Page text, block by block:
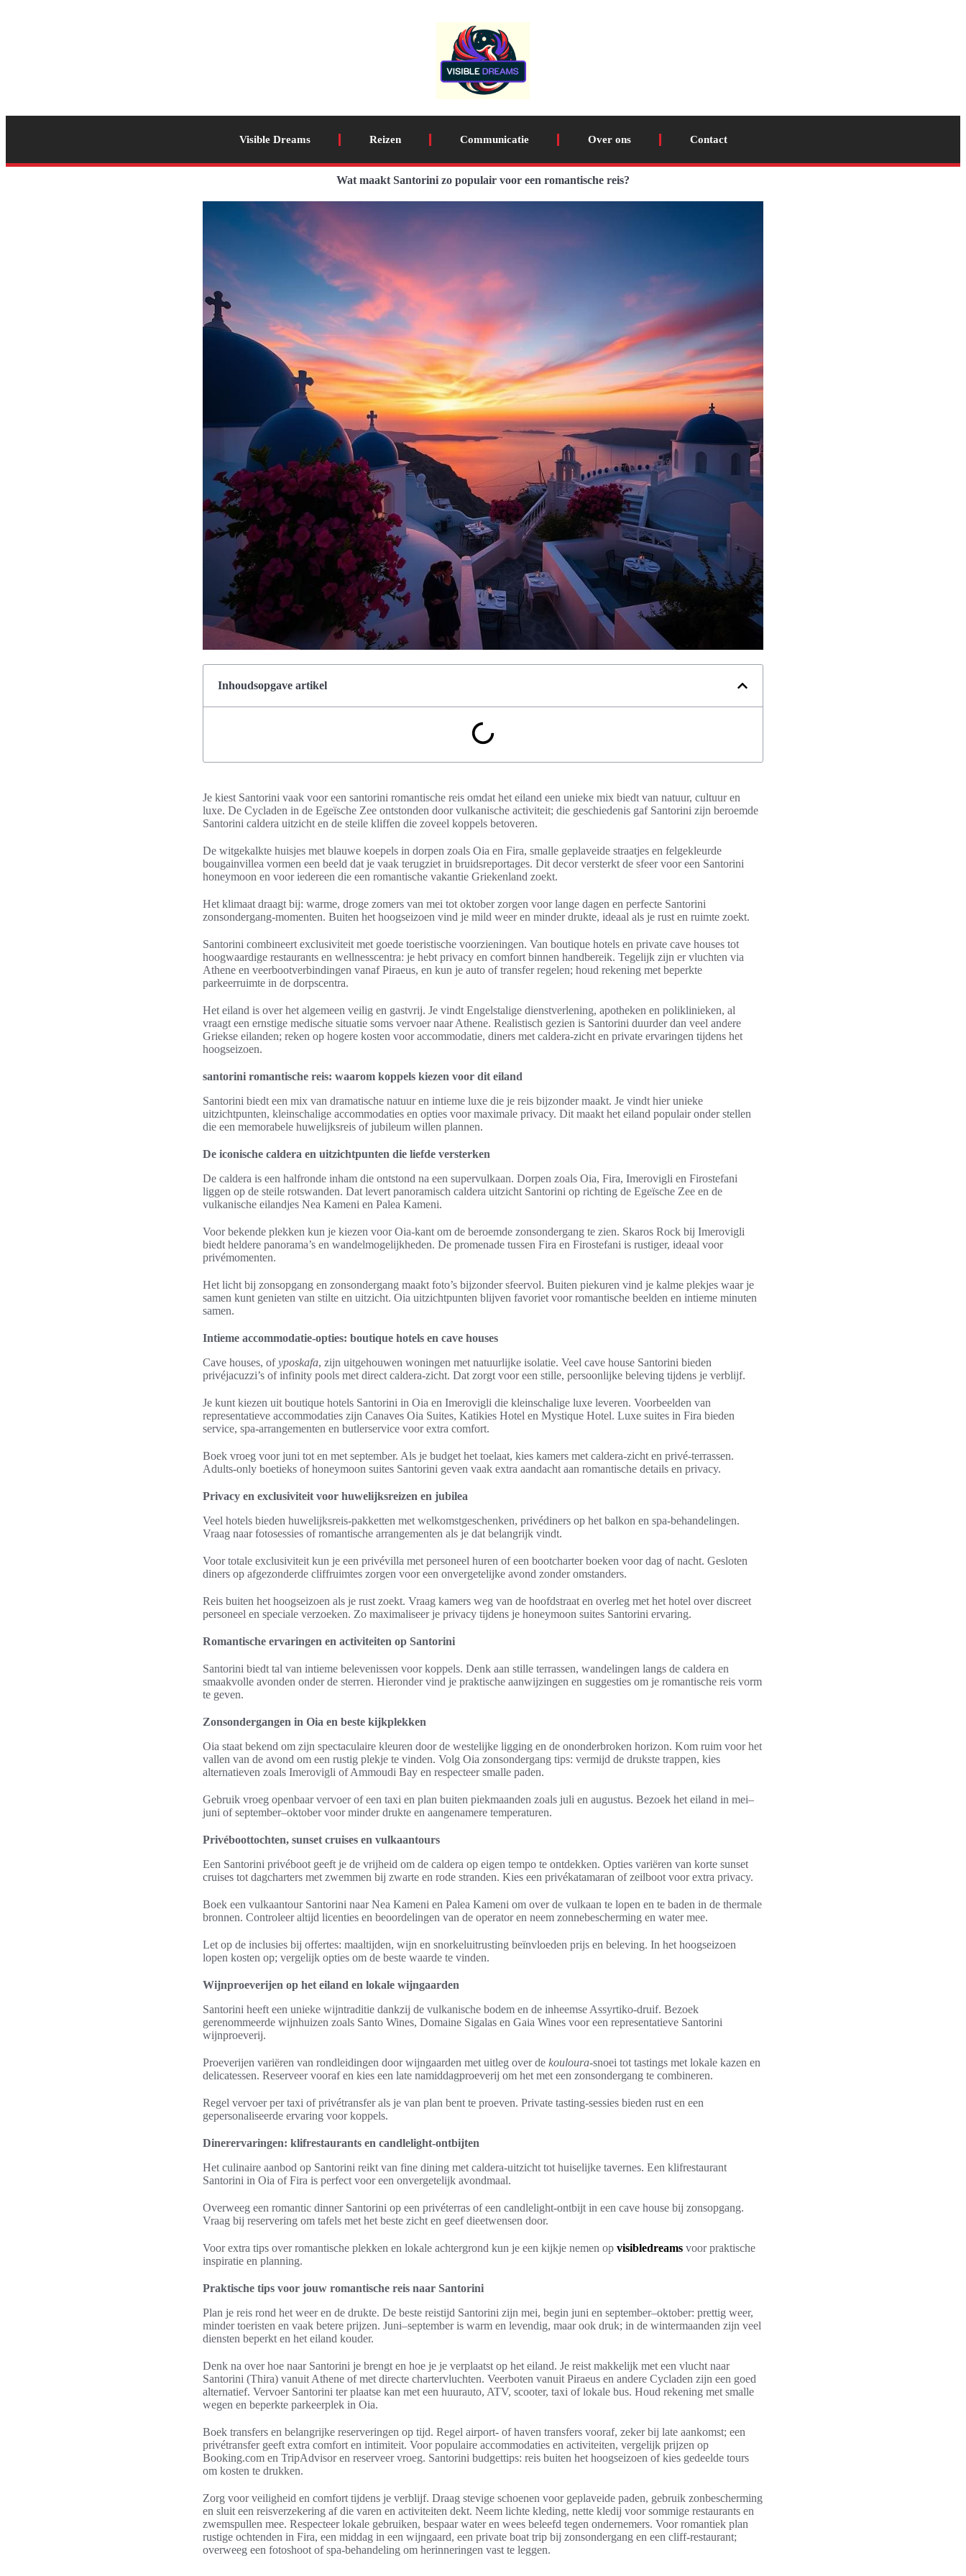
Visible Dreams Reizen Communicatie Over ons Contact
Wat maakt Santorini zo populair voor een romantische reis?
Inhoudsopgave artikel
Je kiest Santorini vaak voor een santorini romantische reis omdat het eiland een unieke mix biedt van natuur, cultuur en
luxe. De Cycladen in de Egeïsche Zee ontstonden door vulkanische activiteit; die geschiedenis gaf Santorini zijn beroemde
Santorini caldera uitzicht en de steile kliffen die zoveel koppels betoveren.
De witgekalkte huisjes met blauwe koepels in dorpen zoals Oia en Fira, smalle geplaveide straatjes en felgekleurde
bougainvillea vormen een beeld dat je vaak terugziet in bruidsreportages. Dit decor versterkt de sfeer voor een Santorini
honeymoon en voor iedereen die een romantische vakantie Griekenland zoekt.
Het klimaat draagt bij: warme, droge zomers van mei tot oktober zorgen voor lange dagen en perfecte Santorini
zonsondergang‑momenten. Buiten het hoogseizoen vind je mild weer en minder drukte, ideaal als je rust en ruimte zoekt.
Santorini combineert exclusiviteit met goede toeristische voorzieningen. Van boutique hotels en private cave houses tot
hoogwaardige restaurants en wellnesscentra: je hebt privacy en comfort binnen handbereik. Tegelijk zijn er vluchten via
Athene en veerbootverbindingen vanaf Piraeus, en kun je auto of transfer regelen; houd rekening met beperkte
parkeerruimte in de dorpscentra.
Het eiland is over het algemeen veilig en gastvrij. Je vindt Engelstalige dienstverlening, apotheken en poliklinieken, al
vraagt een ernstige medische situatie soms vervoer naar Athene. Realistisch gezien is Santorini duurder dan veel andere
Griekse eilanden; reken op hogere kosten voor accommodatie, diners met caldera‑zicht en private ervaringen tijdens het
hoogseizoen.
santorini romantische reis: waarom koppels kiezen voor dit eiland
Santorini biedt een mix van dramatische natuur en intieme luxe die je reis bijzonder maakt. Je vindt hier unieke
uitzichtpunten, kleinschalige accommodaties en opties voor maximale privacy. Dit maakt het eiland populair onder stellen
die een memorabele huwelijksreis of jubileum willen plannen.
De iconische caldera en uitzichtpunten die liefde versterken
De caldera is een halfronde inham die ontstond na een supervulkaan. Dorpen zoals Oia, Fira, Imerovigli en Firostefani
liggen op de steile rotswanden. Dat levert panoramisch caldera uitzicht Santorini op richting de Egeïsche Zee en de
vulkanische eilandjes Nea Kameni en Palea Kameni.
Voor bekende plekken kun je kiezen voor Oia-kant om de beroemde zonsondergang te zien. Skaros Rock bij Imerovigli
biedt heldere panorama’s en wandelmogelijkheden. De promenade tussen Fira en Firostefani is rustiger, ideaal voor
privémomenten.
Het licht bij zonsopgang en zonsondergang maakt foto’s bijzonder sfeervol. Buiten piekuren vind je kalme plekjes waar je
samen kunt genieten van stilte en uitzicht. Oia uitzichtpunten blijven favoriet voor romantische beelden en intieme minuten
samen.
Intieme accommodatie-opties: boutique hotels en cave houses
Cave houses, ofyposkafa, zijn uitgehouwen woningen met natuurlijke isolatie. Veel cave house Santorini bieden
privéjacuzzi’s of infinity pools met direct caldera‑zicht. Dat zorgt voor een stille, persoonlijke beleving tijdens je verblijf.
Je kunt kiezen uit boutique hotels Santorini in Oia en Imerovigli die kleinschalige luxe leveren. Voorbeelden van
representatieve accommodaties zijn Canaves Oia Suites, Katikies Hotel en Mystique Hotel. Luxe suites in Fira bieden
service, spa‑arrangementen en butlerservice voor extra comfort.
Boek vroeg voor juni tot en met september. Als je budget het toelaat, kies kamers met caldera‑zicht en privé‑terrassen.
Adults‑only boetieks of honeymoon suites Santorini geven vaak extra aandacht aan romantische details en privacy.
Privacy en exclusiviteit voor huwelijksreizen en jubilea
Veel hotels bieden huwelijksreis‑pakketten met welkomstgeschenken, privédiners op het balkon en spa‑behandelingen.
Vraag naar fotosessies of romantische arrangementen als je dat belangrijk vindt.
Voor totale exclusiviteit kun je een privévilla met personeel huren of een bootcharter boeken voor dag of nacht. Gesloten
diners op afgezonderde cliffruimtes zorgen voor een onvergetelijke avond zonder omstanders.
Reis buiten het hoogseizoen als je rust zoekt. Vraag kamers weg van de hoofdstraat en overleg met het hotel over discreet
personeel en speciale verzoeken. Zo maximaliseer je privacy tijdens je honeymoon suites Santorini ervaring.
Romantische ervaringen en activiteiten op Santorini
Santorini biedt tal van intieme belevenissen voor koppels. Denk aan stille terrassen, wandelingen langs de caldera en
smaakvolle avonden onder de sterren. Hieronder vind je praktische aanwijzingen en suggesties om je romantische reis vorm
te geven.
Zonsondergangen in Oia en beste kijkplekken
Oia staat bekend om zijn spectaculaire kleuren door de westelijke ligging en de ononderbroken horizon. Kom ruim voor het
vallen van de avond om een rustig plekje te vinden. Volg Oia zonsondergang tips: vermijd de drukste trappen, kies
alternatieven zoals Imerovigli of Ammoudi Bay en respecteer smalle paden.
Gebruik vroeg openbaar vervoer of een taxi en plan buiten piekmaanden zoals juli en augustus. Bezoek het eiland in mei–
juni of september–oktober voor minder drukte en aangenamere temperaturen.
Privéboottochten, sunset cruises en vulkaantours
Een Santorini privéboot geeft je de vrijheid om de caldera op eigen tempo te ontdekken. Opties variëren van korte sunset
cruises tot dagcharters met zwemmen bij zwarte en rode stranden. Kies een privékatamaran of zeilboot voor extra privacy.
Boek een vulkaantour Santorini naar Nea Kameni en Palea Kameni om over de vulkaan te lopen en te baden in de thermale
bronnen. Controleer altijd licenties en beoordelingen van de operator en neem zonnebescherming en water mee.
Let op de inclusies bij offertes: maaltijden, wijn en snorkeluitrusting beïnvloeden prijs en beleving. In het hoogseizoen
lopen kosten op; vergelijk opties om de beste waarde te vinden.
Wijnproeverijen op het eiland en lokale wijngaarden
Santorini heeft een unieke wijntraditie dankzij de vulkanische bodem en de inheemse Assyrtiko-druif. Bezoek
gerenommeerde wijnhuizen zoals Santo Wines, Domaine Sigalas en Gaia Wines voor een representatieve Santorini
wijnproeverij.
Proeverijen variëren van rondleidingen door wijngaarden met uitleg over de kouloura-snoei tot tastings met lokale kazen en
delicatessen. Reserveer vooraf en kies een late namiddagproeverij om het met een zonsondergang te combineren.
Regel vervoer per taxi of privétransfer als je van plan bent te proeven. Private tasting-sessies bieden rust en een
gepersonaliseerde ervaring voor koppels.
Dinerervaringen: klifrestaurants en candlelight-ontbijten
Het culinaire aanbod op Santorini reikt van fine dining met caldera-uitzicht tot huiselijke tavernes. Een klifrestaurant
Santorini in Oia of Fira is perfect voor een onvergetelijk avondmaal.
Overweeg een romantic dinner Santorini op een privéterras of een candlelight-ontbijt in een cave house bij zonsopgang.
Vraag bij reservering om tafels met het beste zicht en geef dieetwensen door.
Voor extra tips over romantische plekken en lokale achtergrond kun je een kijkje nemen op visibledreams voor praktische
inspiratie en planning.
Praktische tips voor jouw romantische reis naar Santorini
Plan je reis rond het weer en de drukte. De beste reistijd Santorini zijn mei, begin juni en september–oktober: prettig weer,
minder toeristen en vaak betere prijzen. Juni–september is warm en levendig, maar ook druk; in de wintermaanden zijn veel
diensten beperkt en het eiland kouder.
Denk na over hoe naar Santorini je brengt en hoe je je verplaatst op het eiland. Je reist makkelijk met een vlucht naar
Santorini (Thira) vanuit Athene of met directe chartervluchten. Veerboten vanuit Piraeus en andere Cycladen zijn een goed
alternatief. Vervoer Santorini ter plaatse kan met een huurauto, ATV, scooter, taxi of lokale bus. Houd rekening met smalle
wegen en beperkte parkeerplek in Oia.
Boek transfers en belangrijke reserveringen op tijd. Regel airport- of haven transfers vooraf, zeker bij late aankomst; een
privétransfer geeft extra comfort en intimiteit. Voor populaire accommodaties en activiteiten, vergelijk prijzen op
Booking.com en TripAdvisor en reserveer vroeg. Santorini budgettips: reis buiten het hoogseizoen of kies gedeelde tours
om kosten te drukken.
Zorg voor veiligheid en comfort tijdens je verblijf. Draag stevige schoenen voor geplaveide paden, gebruik zonbescherming
en sluit een reisverzekering af die varen en activiteiten dekt. Neem lichte kleding, nette kledij voor sommige restaurants en
zwemspullen mee. Respecteer lokale gebruiken, bespaar water en wees beleefd tegen ondernemers. Voor romantiek plan
rustige ochtenden in Fira, een middag in een wijngaard, een private boat trip bij zonsondergang en een cliff-restaurant;
overweeg een fotoshoot of spa-behandeling om herinneringen vast te leggen.